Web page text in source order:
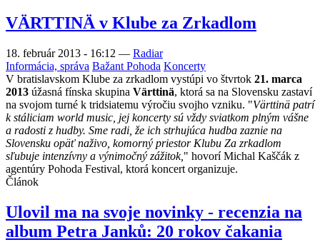
VÄRTTINÄ v Klube za Zrkadlom
18. február 2013 - 16:12 — Radiar
Informácia, správa Bažant Pohoda Koncerty
V bratislavskom Klube za zrkadlom vystúpi vo štvrtok 21. marca
2013 úžasná fínska skupina Värttinä, ktorá sa na Slovensku zastaví
na svojom turné k tridsiatemu výročiu svojho vzniku. "Värttinä patrí
k stáliciam world music, jej koncerty sú vždy sviatkom plným vášne
a radosti z hudby. Sme radi, že ich strhujúca hudba zaznie na
Slovensku opäť naživo, komorný priestor Klubu Za zrkadlom
sľubuje intenzívny a výnimočný zážitok, " hovorí Michal Kaščák z
agentúry Pohoda Festival, ktorá koncert organizuje.
Článok
Ulovil ma na svoje novinky - recenzia na
album Petra Janků: 20 rokov čakania